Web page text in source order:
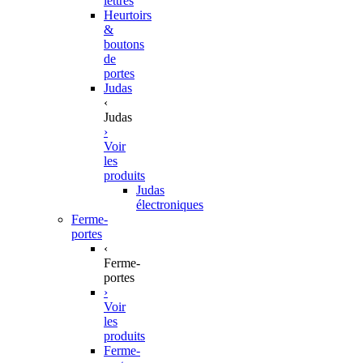
Heurtoirs
&
boutons
de
portes
Judas
‹
Judas
›
Voir
les
produits
Judas
électroniques
Ferme-
portes
‹
Ferme-
portes
›
Voir
les
produits
Ferme-